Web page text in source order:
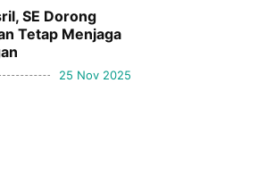
SE Dorong
Tetap Menjaga
25 Nov 2025